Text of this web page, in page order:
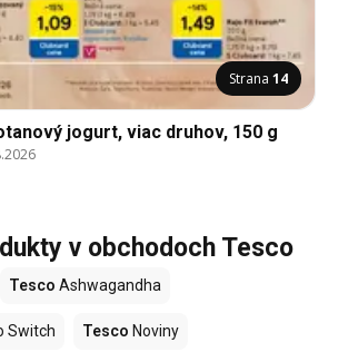
Strana 14
jogurt, viac druhov, 150 g
v obchodoch Tesco
Tesco Ashwagandha
Switch Tesco Noviny